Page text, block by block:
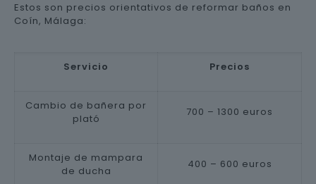
Estos son precios orientativos de reformar baños en
Coín, Málaga:
Servicio Precios
Cambio de bañera por
plató
700 – 1300 euros
Montaje de mampara
de ducha
400 – 600 euros